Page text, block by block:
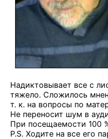
Надиктовывает все с
тяжело. Сложилось
т. к. на вопросы по
Не переносит шум в
При посещаемости 100
P.S. Ходите на все его